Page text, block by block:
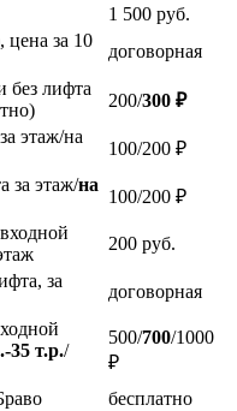
1 500 руб.
цена за 10
договорная
без лифта
200/300 ₽
этаж/на
100/200 ₽
за этаж/на
100/200 ₽
200 руб.
за
договорная
35 т.р./
500/700/1000
₽
бесплатно